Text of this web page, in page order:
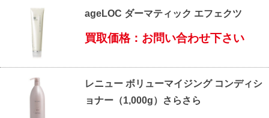
ageLOC ダーマティック エフェクツ
買取価格：お問い合わせ下さい
レニュー ボリューマイジング コンディシ
ョナー（1,000g）さらさら